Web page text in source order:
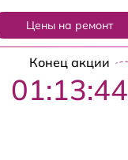
Цены на ремонт
Конец акции
01:13:42